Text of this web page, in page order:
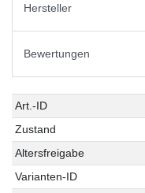
Hersteller
Bewertungen
Technisches
Merkmal
Wert
Art.-ID
Zustand
Altersfreigabe
Varianten-ID